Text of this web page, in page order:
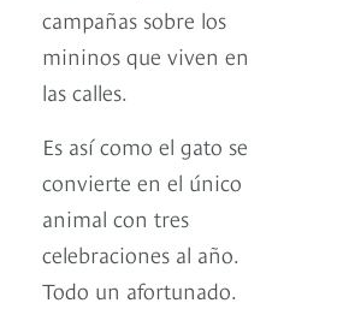
campañas sobre los
mininos que viven en
las calles.
Es así como el gato se
convierte en el único
animal con tres
celebraciones al año.
Todo un afortunado.